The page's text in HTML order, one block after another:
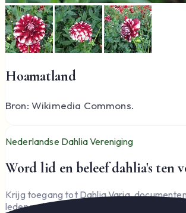
Hoamatland
Bron: Wikimedia Commons.
Nederlandse Dahlia Vereniging
Word lid en beleef dahlia's ten
Krijg toegang tot Dahlia Varia,
ledengedeelte — en steun de vereniging.